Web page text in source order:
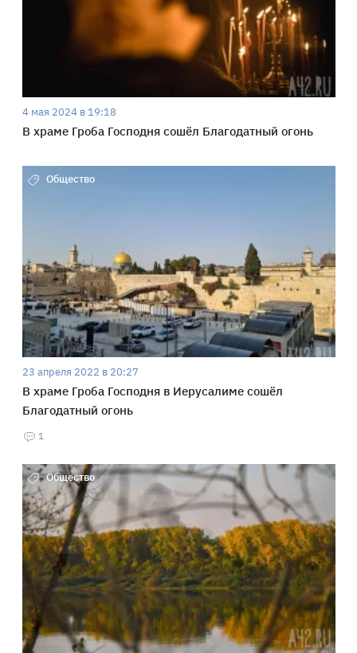
4 мая 2024 в 19:18
В храме Гроба Господня сошёл Благодатный огонь
Общество
23 апреля 2022 в 20:27
В храме Гроба Господня в Иерусалиме сошёл
Благодатный огонь
1
Общество